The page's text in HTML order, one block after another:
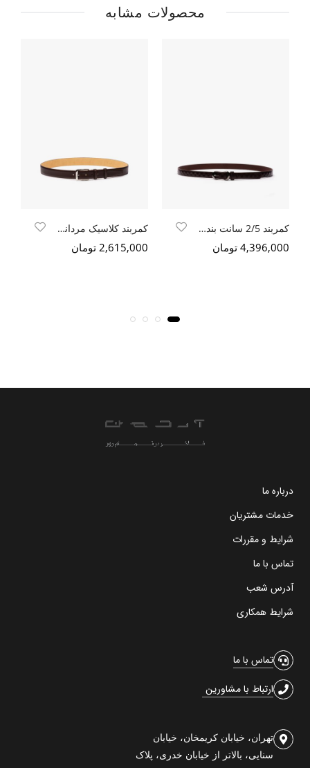
محصولات مشابه
کمربند 2/5 سانت بند انگشتی
4,396,000 تومان
کمربند کلاسیک مردانه زبانه دار
2,615,000 تومان
درباره ما
خدمات مشتریان
شرایط و مقررات
تماس با ما
آدرس شعب
شرایط همکاری
تماس با ما
ارتباط با مشاورین
تهران، خیابان کریمخان، خیابان
سنایی، بالاتر از خیابان خدری، پلاک